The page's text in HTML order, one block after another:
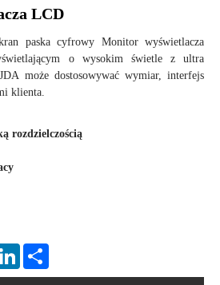
LCD
paska cyfrowy Monitor wyświetlacza
o wysokim świetle z ultra
może dostosowywać wymiar, interfejs
klienta.
rozdzielczością
LinkedIn